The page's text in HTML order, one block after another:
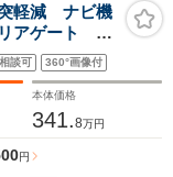
軽減 ナビ機
アゲート 3
コ ETC ダ
トマン USB
談可 360°画像付
本体価格
341.8万円
円